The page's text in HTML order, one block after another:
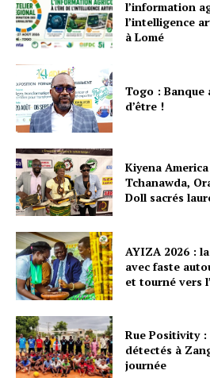
l’information
l’intelligence
à Lomé
Togo : Banque
d’être !
Kiyena
Tchanawda,
Doll sacrés
AYIZA 2026 :
avec faste
et tourné vers
Rue Positivity
détectés à
journée